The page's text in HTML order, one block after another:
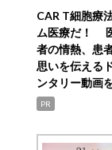
CAR T細胞療
ム医療だ！
者の情熱、患
思いを伝える
ンタリー動画
PR